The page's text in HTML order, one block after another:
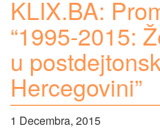
KLIX.BA:
“1995-2015:
u
Hercegovini”
1 Decembra, 2015